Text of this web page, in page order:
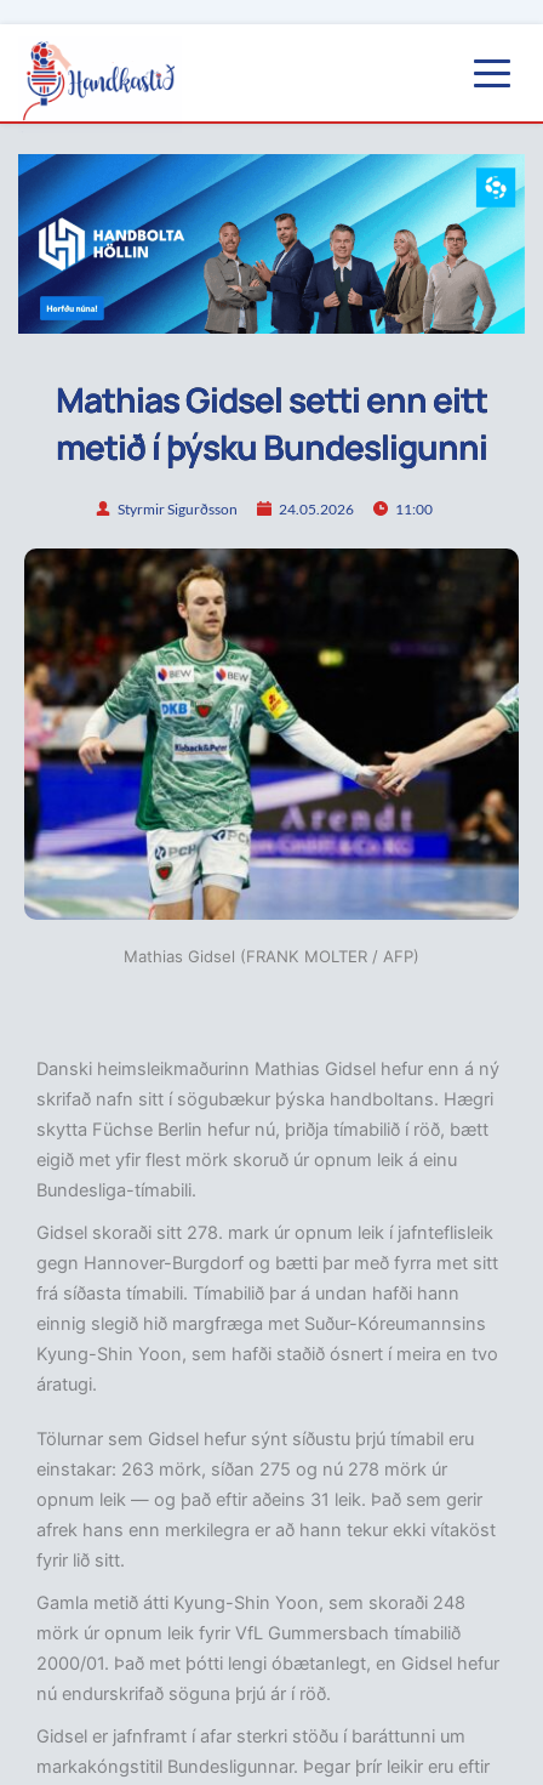
Mathias Gidsel setti enn eitt
metið í þýsku Bundesligunni
Styrmir Sigurðsson 24.05.2026 11:00
Mathias Gidsel (FRANK MOLTER / AFP)
Danski heimsleikmaðurinn Mathias Gidsel hefur enn á ný
skrifað nafn sitt í sögubækur þýska handboltans. Hægri
skytta Füchse Berlin hefur nú, þriðja tímabilið í röð, bætt
eigið met yfir flest mörk skoruð úr opnum leik á einu
Bundesliga-tímabili.
Gidsel skoraði sitt 278. mark úr opnum leik í jafnteflisleik
gegn Hannover-Burgdorf og bætti þar með fyrra met sitt
frá síðasta tímabili. Tímabilið þar á undan hafði hann
einnig slegið hið margfræga met Suður-Kóreumannsins
Kyung-Shin Yoon, sem hafði staðið ósnert í meira en tvo
áratugi.
Tölurnar sem Gidsel hefur sýnt síðustu þrjú tímabil eru
einstakar: 263 mörk, síðan 275 og nú 278 mörk úr
opnum leik — og það eftir aðeins 31 leik. Það sem gerir
afrek hans enn merkilegra er að hann tekur ekki vítaköst
fyrir lið sitt.
Gamla metið átti Kyung-Shin Yoon, sem skoraði 248
mörk úr opnum leik fyrir VfL Gummersbach tímabilið
2000/01. Það met þótti lengi óbætanlegt, en Gidsel hefur
nú endurskrifað söguna þrjú ár í röð.
Gidsel er jafnframt í afar sterkri stöðu í baráttunni um
markakóngstitil Bundesligunnar. Þegar þrír leikir eru eftir